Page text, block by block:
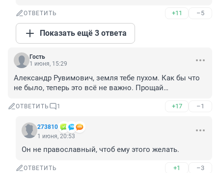
ОТВЕТИТЬ +11 –5
Показать ещё 3 ответа
Гость
1 июня, 15:29
Александр Рувимович, земля тебе пухом. Как бы что
не было, теперь это всё не важно. Прощай…
ОТВЕТИТЬ 1 +17 –1
273810
1 июня, 20:53
Он не православный, чтоб ему этого желать.
ОТВЕТИТЬ +1 –3